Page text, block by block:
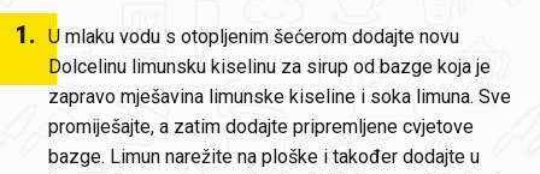
1. U mlaku vodu s otopljenim šećerom dodajte novu
Dolcelinu limunsku kiselinu za sirup od bazge koja je
zapravo mješavina limunske kiseline i soka limuna. Sve
promiješajte, a zatim dodajte pripremljene cvjetove
bazge. Limun narežite na ploške i također dodajte u